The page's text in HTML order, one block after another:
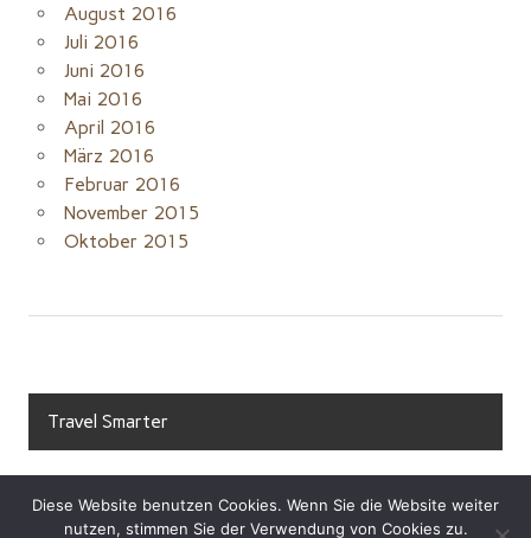
August 2016
Juli 2016
Juni 2016
Mai 2016
April 2016
März 2016
Februar 2016
November 2015
Oktober 2015
Travel Smarter
Diese Website benutzen Cookies. Wenn Sie die Website weiter
nutzen, stimmen Sie der Verwendung von Cookies zu.